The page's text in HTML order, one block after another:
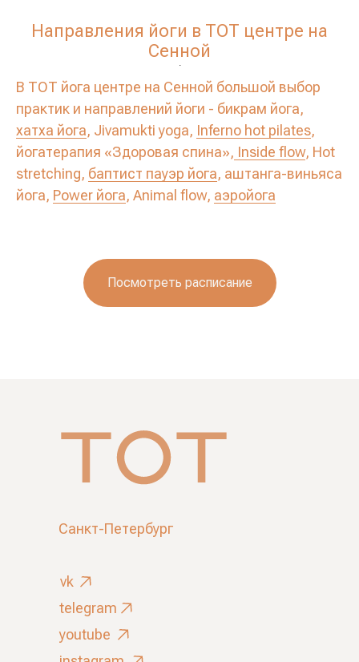
Направления йоги в ТОТ центре на
Сенной
.
В ТОТ йога центре на Сенной большой выбор
практик и направлений йоги - бикрам йога,
хатха йога, Jivamukti yoga, Inferno hot pilates,
йогатерапия «Здоровая спина», Inside flow, Hot
stretching, баптист пауэр йога, аштанга-виньяса
йога, Power йога, Animal flow, аэройога
Посмотреть расписание
Санкт-Петербург
youtube
telegram
vk